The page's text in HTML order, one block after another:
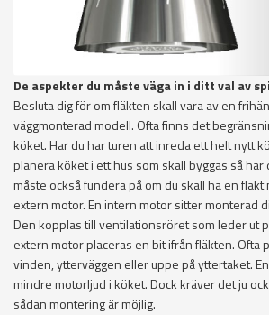
De aspekter du måste väga in i ditt val av
Besluta dig för om fläkten skall vara av en
väggmonterad modell. Ofta finns det
köket. Har du har turen att inreda ett helt nytt
planera köket i ett hus som skall byggas så har
måste också fundera på om du skall ha en
extern motor. En intern motor sitter monterad
Den kopplas till ventilationsröret som leder ut
extern motor placeras en bit ifrån fläkten. Ofta
vinden, ytterväggen eller uppe på yttertaket.
mindre motorljud i köket. Dock kräver det ju
sådan montering är möjlig.